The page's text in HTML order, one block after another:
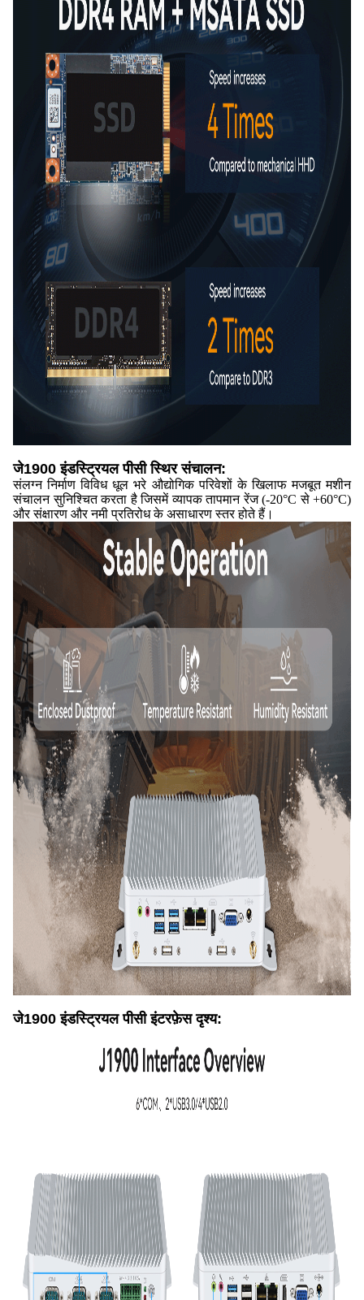
जे1900 इंडस्ट्रियल पीसी स्थिर संचालन:
संलग्न निर्माण विविध धूल भरे औद्योगिक परिवेशों के खिलाफ मजबूत मशीन
संचालन सुनिश्चित करता है जिसमें व्यापक तापमान रेंज (-20°C से +60°C)
और संक्षारण और नमी प्रतिरोध के असाधारण स्तर होते हैं।
जे1900 इंडस्ट्रियल पीसी इंटरफ़ेस दृश्य: